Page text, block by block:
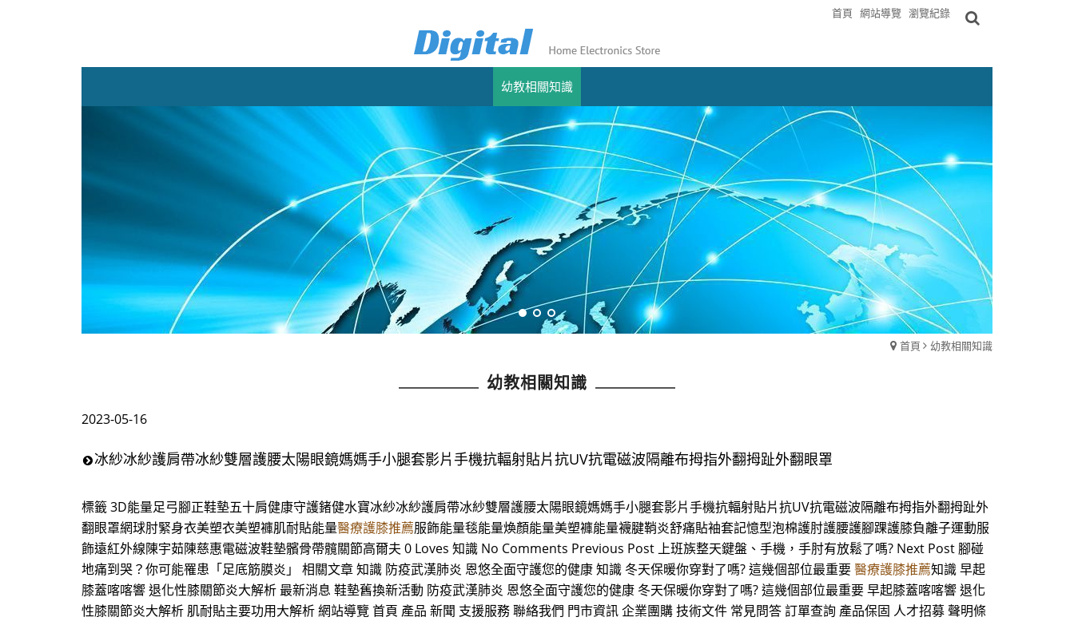
首頁 網站導覽 瀏覽紀錄
幼教相關知識
首頁 幼教相關知識
幼教相關知識
2023-05-16
冰紗冰紗護肩帶冰紗雙層護腰太陽眼鏡媽媽手小腿套影片手機抗輻射貼片抗UV抗電磁波隔離布拇指外翻拇趾外翻眼罩
標籤 3D能量足弓腳正鞋墊五十肩健康守護鍺健水寶冰紗冰紗護肩帶冰紗雙層護腰太陽眼鏡媽媽手小腿套影片手機抗輻射貼片抗UV抗電磁波隔離布拇指外翻拇趾外
翻眼罩網球肘緊身衣美塑衣美塑褲肌耐貼能量醫療護膝推薦服飾能量毯能量煥顏能量美塑褲能量襪腱鞘炎舒痛貼袖套記憶型泡棉護肘護腰護腳踝護膝負離子運動服
飾遠紅外線陳宇茹陳慈惠電磁波鞋墊髕骨帶髖關節高爾夫 0 Loves 知識 No Comments Previous Post 上班族整天鍵盤、手機，手肘有放鬆了嗎? Next Post 腳碰
地痛到哭？你可能罹患「足底筋膜炎」 相關文章 知識 防疫武漢肺炎 恩悠全面守護您的健康 知識 冬天保暖你穿對了嗎? 這幾個部位最重要醫療護膝推薦知識 早起
膝蓋喀喀響 退化性膝關節炎大解析 最新消息 鞋墊舊換新活動 防疫武漢肺炎 恩悠全面守護您的健康 冬天保暖你穿對了嗎? 這幾個部位最重要 早起膝蓋喀喀響 退化
性膝關節炎大解析 肌耐貼主要功用大解析 網站導覽 首頁 產品 新聞 支援服務 聯絡我們 門市資訊 企業團購 技術文件 常見問答 訂單查詢 產品保固 人才招募 聲明條